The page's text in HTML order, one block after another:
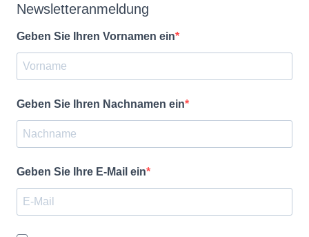
Newsletteranmeldung
Geben Sie Ihren Vornamen ein
Geben Sie Ihren Nachnamen ein
Geben Sie Ihre E-Mail ein